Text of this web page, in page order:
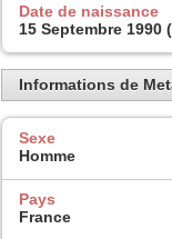
Date de naissance
15 Septembre 1990
Informations de
Sexe
Homme
Pays
France